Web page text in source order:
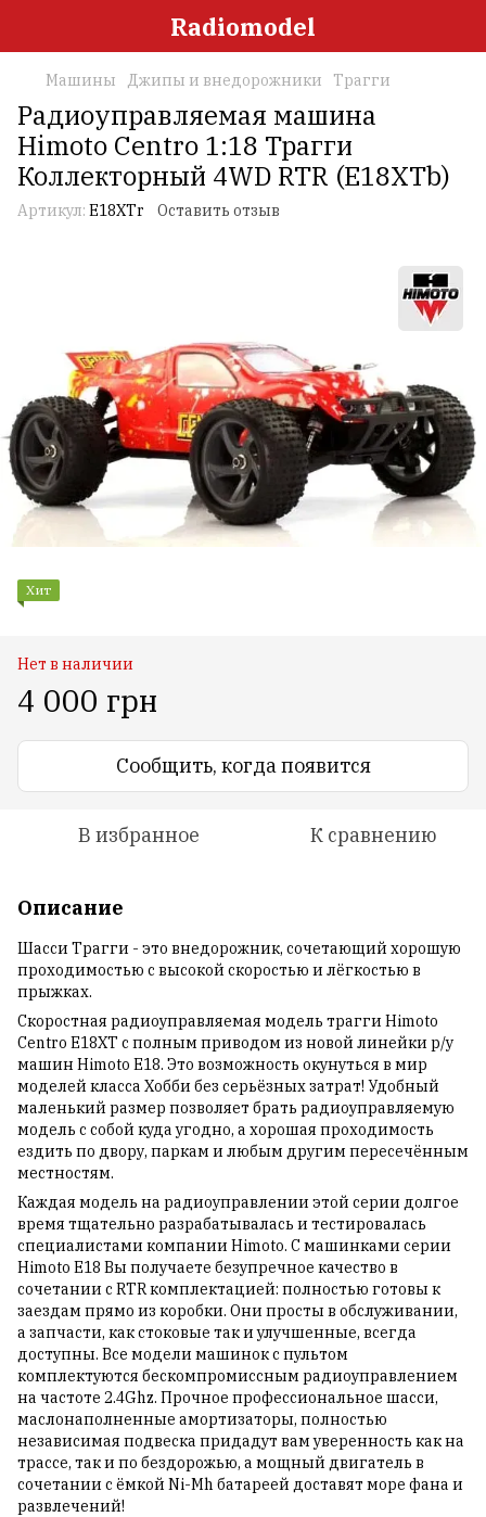
Radiomodel
Машины Джипы и внедорожники Трагги
Радиоуправляемая машина
Himoto Centro 1:18 Трагги
Коллекторный 4WD RTR (E18XTb)
Артикул: E18XTr Оставить отзыв
Хит
Нет в наличии
4 000 грн
Сообщить, когда появится
В избранное К сравнению
Описание
Шасси Трагги - это внедорожник, сочетающий хорошую
проходимостью с высокой скоростью и лёгкостью в
прыжках.
Скоростная радиоуправляемая модель трагги Himoto
Centro E18XT с полным приводом из новой линейки р/у
машин Himoto E18. Это возможность окунуться в мир
моделей класса Хобби без серьёзных затрат! Удобный
маленький размер позволяет брать радиоуправляемую
модель с собой куда угодно, а хорошая проходимость
ездить по двору, паркам и любым другим пересечённым
местностям.
Каждая модель на радиоуправлении этой серии долгое
время тщательно разрабатывалась и тестировалась
специалистами компании Himoto. С машинками серии
Himoto E18 Вы получаете безупречное качество в
сочетании с RTR комплектацией: полностью готовы к
заездам прямо из коробки. Они просты в обслуживании,
а запчасти, как стоковые так и улучшенные, всегда
доступны. Все модели машинок с пультом
комплектуются бескомпромиссным радиоуправлением
на частоте 2.4Ghz. Прочное профессиональное шасси,
маслонаполненные амортизаторы, полностью
независимая подвеска придадут вам уверенность как на
трассе, так и по бездорожью, а мощный двигатель в
сочетании с ёмкой Ni-Mh батареей доставят море фана и
развлечений!